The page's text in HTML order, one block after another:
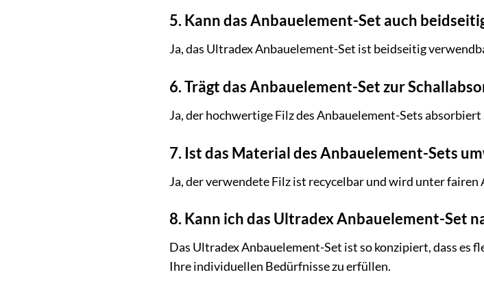
5. Kann das Anbauelement-Set auch
Ja, das Ultradex Anbauelement-Set ist beidseitig
6. Trägt das Anbauelement-Set zur
Ja, der hochwertige Filz des Anbauelement-Sets
7. Ist das Material des Anbauelement-Sets
Ja, der verwendete Filz ist recycelbar und wird unter
8. Kann ich das Ultradex Anbauelement-Set
Das Ultradex Anbauelement-Set ist so konzipiert, dass es
Ihre individuellen Bedürfnisse zu erfüllen.